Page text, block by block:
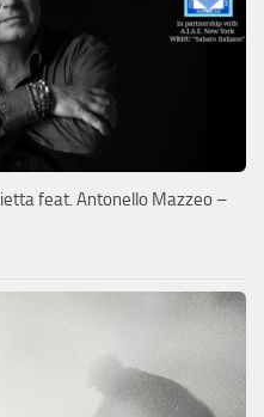
feat. Antonello Mazzeo –